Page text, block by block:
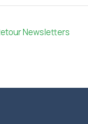
Newsletters